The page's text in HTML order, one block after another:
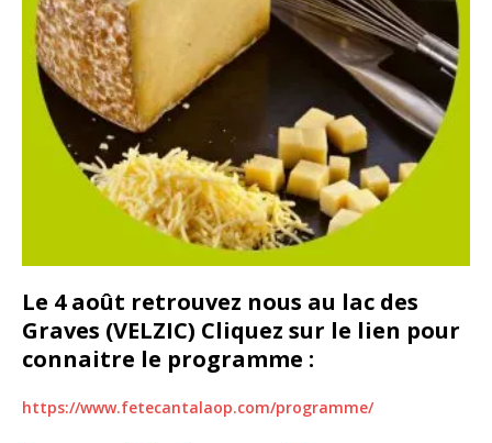
Le 4 août retrouvez nous au lac des
Graves (VELZIC) Cliquez sur le lien pour
connaitre le programme :
https://www.fetecantalaop.com/programme/